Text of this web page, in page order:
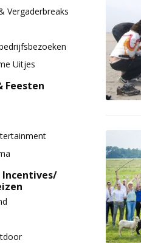
Vergaderbreaks
Uitjes
Feesten